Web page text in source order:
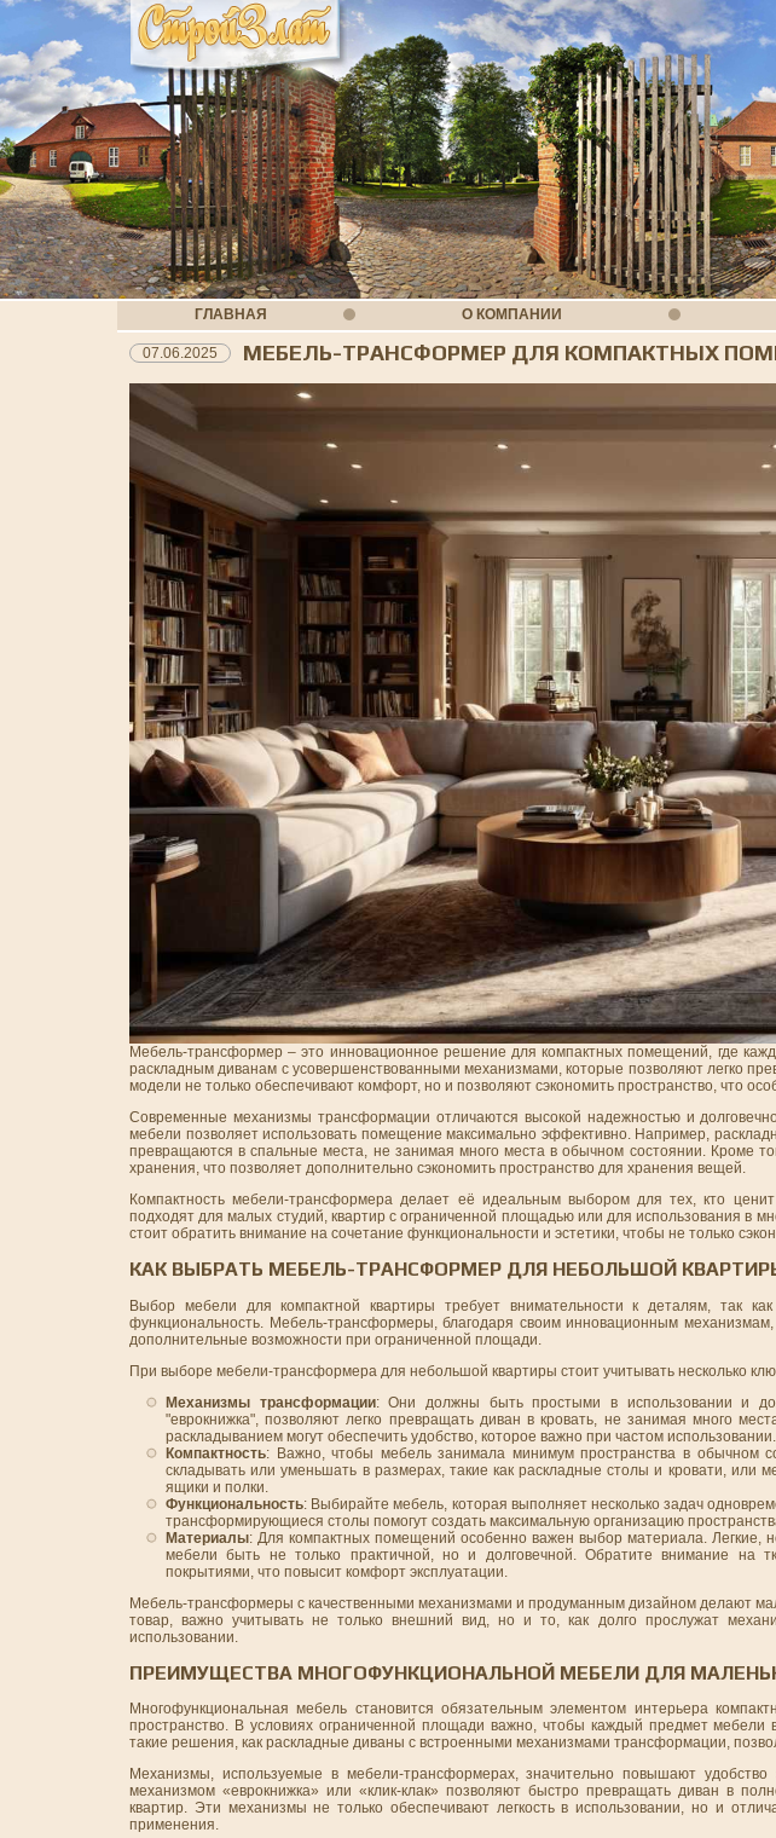
ГЛАВНАЯ О КОМПАНИИ
07.06.2025 МЕБЕЛЬ-ТРАНСФОРМЕР ДЛЯ КОМПАКТНЫХ
Мебель-трансформер – это инновационное решение для компактных помещений, где
раскладным диванам с усовершенствованными механизмами, которые позволяют легко
модели не только обеспечивают комфорт, но и позволяют сэкономить пространство, что
Современные механизмы трансформации отличаются высокой надежностью и
мебели позволяет использовать помещение максимально эффективно. Например,
превращаются в спальные места, не занимая много места в обычном состоянии. Кроме
хранения, что позволяет дополнительно сэкономить пространство для хранения вещей.
Компактность мебели-трансформера делает её идеальным выбором для тех, кто
подходят для малых студий, квартир с ограниченной площадью или для использования в
стоит обратить внимание на сочетание функциональности и эстетики, чтобы не только
КАК ВЫБРАТЬ МЕБЕЛЬ-ТРАНСФОРМЕР ДЛЯ НЕБОЛЬШОЙ
Выбор мебели для компактной квартиры требует внимательности к деталям, так
функциональность. Мебель-трансформеры, благодаря своим инновационным
дополнительные возможности при ограниченной площади.
При выборе мебели-трансформера для небольшой квартиры стоит учитывать несколько
Механизмы трансформации: Они должны быть простыми в использовании и
"еврокнижка", позволяют легко превращать диван в кровать, не занимая много
раскладыванием могут обеспечить удобство, которое важно при частом использовании.
Компактность: Важно, чтобы мебель занимала минимум пространства в обычном
складывать или уменьшать в размерах, такие как раскладные столы и кровати, или
ящики и полки.
Функциональность: Выбирайте мебель, которая выполняет несколько задач
трансформирующиеся столы помогут создать максимальную организацию
Материалы: Для компактных помещений особенно важен выбор материала.
мебели быть не только практичной, но и долговечной. Обратите внимание на
покрытиями, что повысит комфорт эксплуатации.
Мебель-трансформеры с качественными механизмами и продуманным дизайном делают
товар, важно учитывать не только внешний вид, но и то, как долго прослужат
использовании.
ПРЕИМУЩЕСТВА МНОГОФУНКЦИОНАЛЬНОЙ МЕБЕЛИ ДЛЯ
Многофункциональная мебель становится обязательным элементом интерьера
пространство. В условиях ограниченной площади важно, чтобы каждый предмет
такие решения, как раскладные диваны с встроенными механизмами трансформации,
Механизмы, используемые в мебели-трансформерах, значительно повышают
механизмом «еврокнижка» или «клик-клак» позволяют быстро превращать диван в
квартир. Эти механизмы не только обеспечивают легкость в использовании, но и
применения.